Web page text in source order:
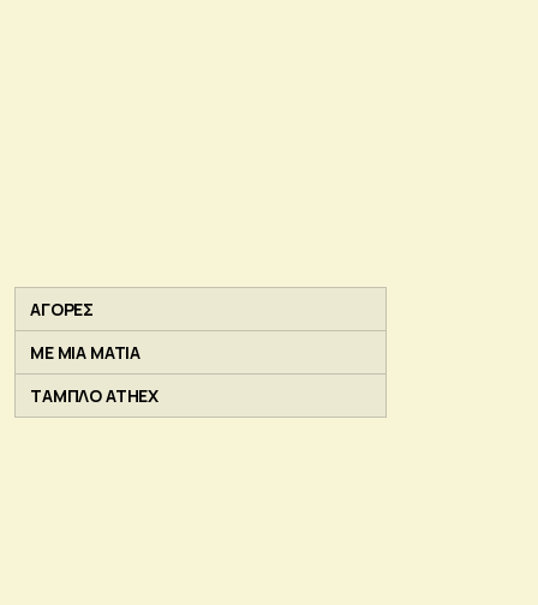
ΑΓΟΡΕΣ
ΜΕ ΜΙΑ ΜΑΤΙΑ
ΤΑΜΠΛΟ ATHEX